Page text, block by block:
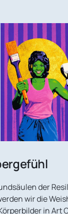
der
wir die
in Art